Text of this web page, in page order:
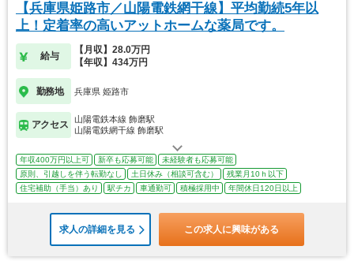
【兵庫県姫路市／山陽電鉄網干線】平均勤続5年以
上！定着率の高いアットホームな薬局です。
給与
【月収】28.0万円
【年収】434万円
勤務地 兵庫県 姫路市
アクセス
山陽電鉄本線 飾磨駅
山陽電鉄網干線 飾磨駅
年収400万円以上可 新卒も応募可能
未経験者も応募可能
原則、引越しを伴う転勤なし
土日休み（相談可含む）
残業月10ｈ以下
住宅補助（手当）あり
駅チカ 車通勤可 積極採用中 年間休日120日以上
求人の詳細を見る この求人に興味がある